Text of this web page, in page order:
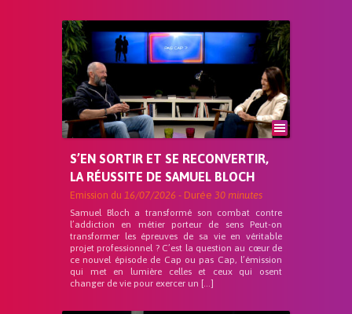
S’EN SORTIR ET SE RECONVERTIR,
LA RÉUSSITE DE SAMUEL BLOCH
Emission du 16/07/2026 - Durée 30 minutes
Samuel Bloch a transformé son combat contre
l’addiction en métier porteur de sens Peut-on
transformer les épreuves de sa vie en véritable
projet professionnel ? C’est la question au cœur de
ce nouvel épisode de Cap ou pas Cap, l’émission
qui met en lumière celles et ceux qui osent
changer de vie pour exercer un […]